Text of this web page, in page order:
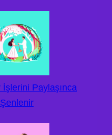
Paylaşınca